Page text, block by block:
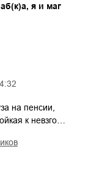
я и маг
на пенсии,
к невзго…